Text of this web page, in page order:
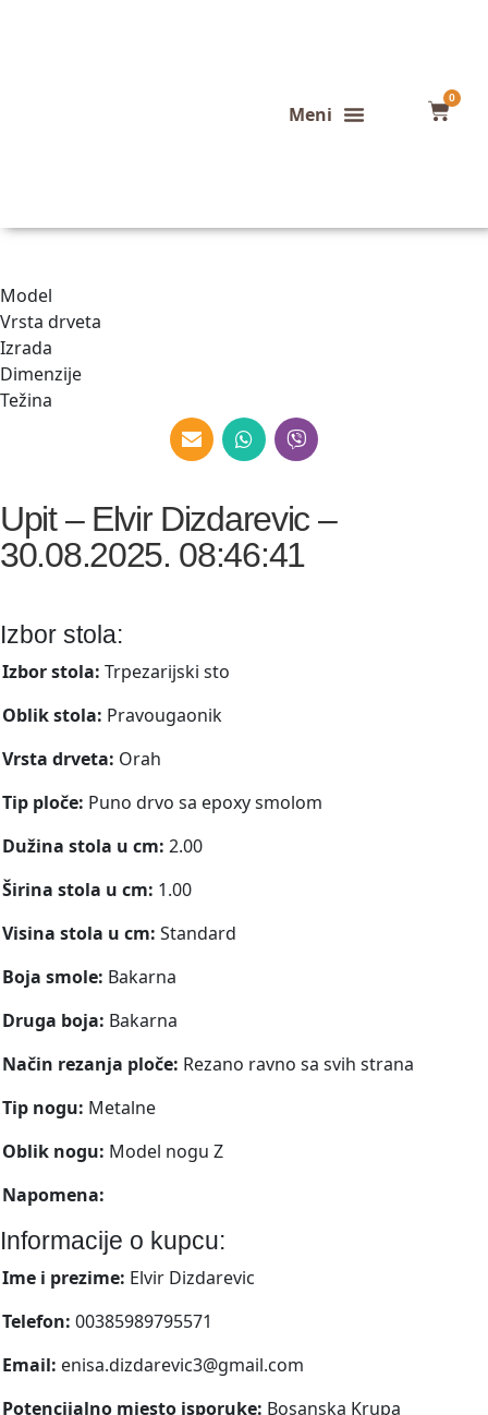
0
Model
Vrsta drveta
Izrada
Dimenzije
Težina
Upit – Elvir Dizdarevic –
30.08.2025. 08:46:41
Izbor stola:
Izbor stola: Trpezarijski sto
Oblik stola: Pravougaonik
Vrsta drveta: Orah
Tip ploče: Puno drvo sa epoxy smolom
Dužina stola u cm: 2.00
Širina stola u cm: 1.00
Visina stola u cm: Standard
Boja smole: Bakarna
Druga boja: Bakarna
Način rezanja ploče: Rezano ravno sa svih strana
Tip nogu: Metalne
Oblik nogu: Model nogu Z
Napomena:
Informacije o kupcu:
Ime i prezime: Elvir Dizdarevic
Telefon: 00385989795571
Email: enisa.dizdarevic3@gmail.com
Potencijalno mjesto isporuke: Bosanska Krupa